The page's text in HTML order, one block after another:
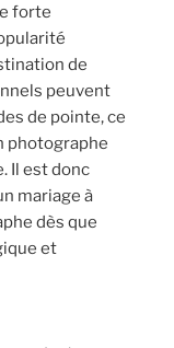
forte
de
peuvent
de pointe, ce
photographe
Il est donc
mariage à
dès que
et